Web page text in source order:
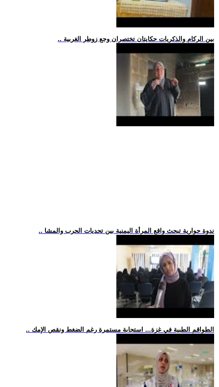
.. بين الركام والذكريات حكايتان تختصران وجع زوطر الغربية
.. ندوة حوارية تبحث واقع المرأة اليمنية بين تحديات الحرب والمشا
.. الطواقم الطبية في غزة... استجابة مستمرة رغم الضغط ونقص الإمك